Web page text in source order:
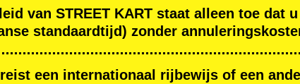
van STREET KART staat alleen toe dat u
standaardtijd) zonder
een internationaal rijbewijs of een